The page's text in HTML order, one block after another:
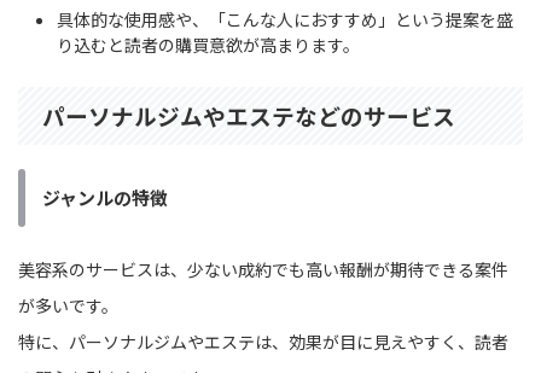
具体的な使用感や、「こんな人におすすめ」という提案を盛
り込むと読者の購買意欲が高まります。
パーソナルジムやエステなどのサービス
ジャンルの特徴
美容系のサービスは、少ない成約でも高い報酬が期待できる案件
が多いです。
特に、パーソナルジムやエステは、効果が目に見えやすく、読者